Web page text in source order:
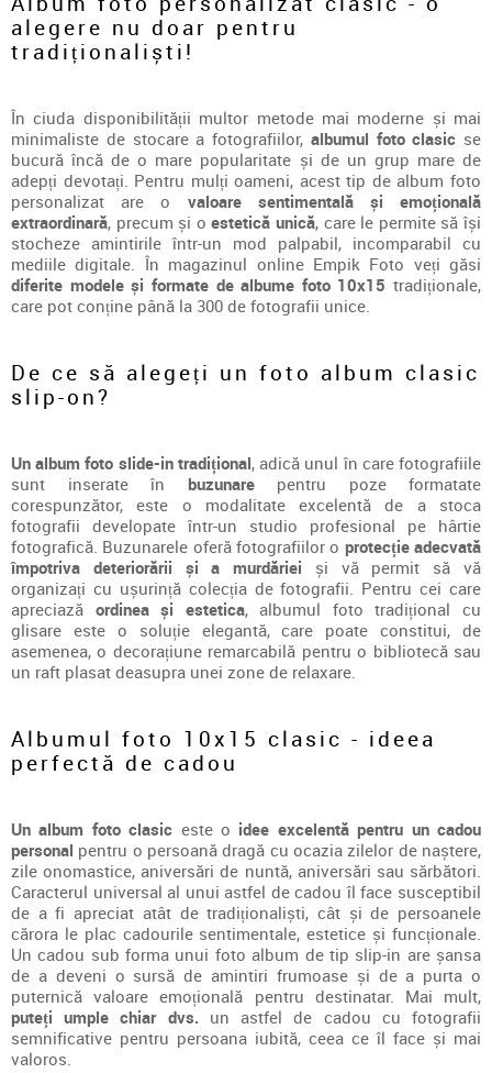
alegere nu doar pentru
tradiționaliști!
În ciuda disponibilității multor metode mai moderne și mai
minimaliste de stocare a fotografiilor, albumul foto clasic se
bucură încă de o mare popularitate și de un grup mare de
adepți devotați. Pentru mulți oameni, acest tip de album foto
personalizat are o valoare sentimentală și emoțională
extraordinară, precum și oestetică unică, care le permite să își
stocheze amintirile într-un mod palpabil, incomparabil cu
mediile digitale. În magazinul online Empik Foto veți găsi
diferite modele și formate de albume foto 10x15 tradiționale,
care pot conține până la 300 de fotografii unice.
De ce să alegeți un foto album clasic
slip-on?
Un album foto slide-in tradițional, adică unul în care fotografiile
sunt inserate în buzunarepentru poze formatate
corespunzător, este o modalitate excelentă de a stoca
fotografii developate într-un studio profesional pe hârtie
fotografică. Buzunarele oferă fotografiilor o protecție adecvată
împotriva deteriorării și a murdăriei și vă permit să vă
organizați cu ușurință colecția de fotografii. Pentru cei care
apreciază ordinea și estetica, albumul foto tradițional cu
glisare este o soluție elegantă, care poate constitui, de
asemenea, o decorațiune remarcabilă pentru o bibliotecă sau
un raft plasat deasupra unei zone de relaxare.
Albumul foto 10x15 clasic - ideea
perfectă de cadou
Un album foto clasic este o idee excelentă pentru un cadou
personal pentru o persoană dragă cu ocazia zilelor de naștere,
zile onomastice, aniversări de nuntă, aniversări sau sărbători.
Caracterul universal al unui astfel de cadou îl face susceptibil
de a fi apreciat atât de tradiționaliști, cât și de persoanele
cărora le plac cadourile sentimentale, estetice și funcționale.
Un cadou sub forma unui foto album de tip slip-in are șansa
de a deveni o sursă de amintiri frumoase și de a purta o
puternică valoare emoțională pentru destinatar. Mai mult,
puteți umple chiar dvs.un astfel de cadou cu fotografii
semnificative pentru persoana iubită, ceea ce îl face și mai
valoros.